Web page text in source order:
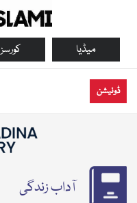
کورسز میڈیا
ڈونیشن
آداب زندگی